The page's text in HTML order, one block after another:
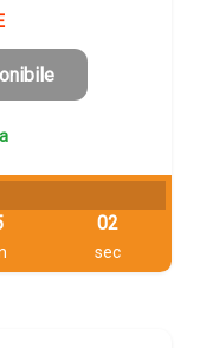
€.
è:
141,70 €.
01
sec